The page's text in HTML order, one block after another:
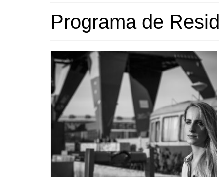
Programa de